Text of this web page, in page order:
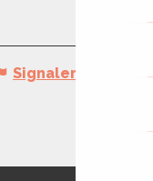
Signaler une